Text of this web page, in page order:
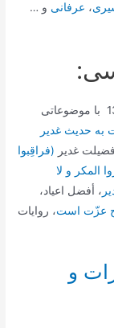
، عرفانی و …
این مجلد از امام شناسی از درس های 121 الی 135 با موضوعاتی
به حدیث غدیر
غدیر (فراقِبوا
المکر و لا
، أفضل اعیاد،
عزّت است‌، روایات
و